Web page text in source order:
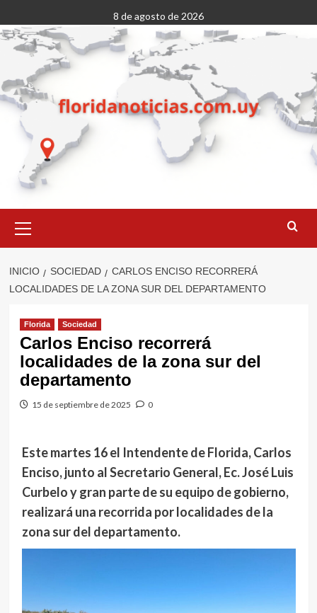
al
contenido
8 de agosto de 2026
primario
INICIO SOCIEDAD
CARLOS ENCISO RECORRERÁ
LOCALIDADES DE LA ZONA SUR DEL DEPARTAMENTO
Florida Sociedad
Carlos Enciso recorrerá
localidades de la zona sur del
departamento
15 de septiembre de 2025 0
Este martes 16 el Intendente de Florida, Carlos
Enciso, junto al Secretario General, Ec. José Luis
Curbelo y gran parte de su equipo de gobierno,
realizará una recorrida por localidades de la
zona sur del departamento.